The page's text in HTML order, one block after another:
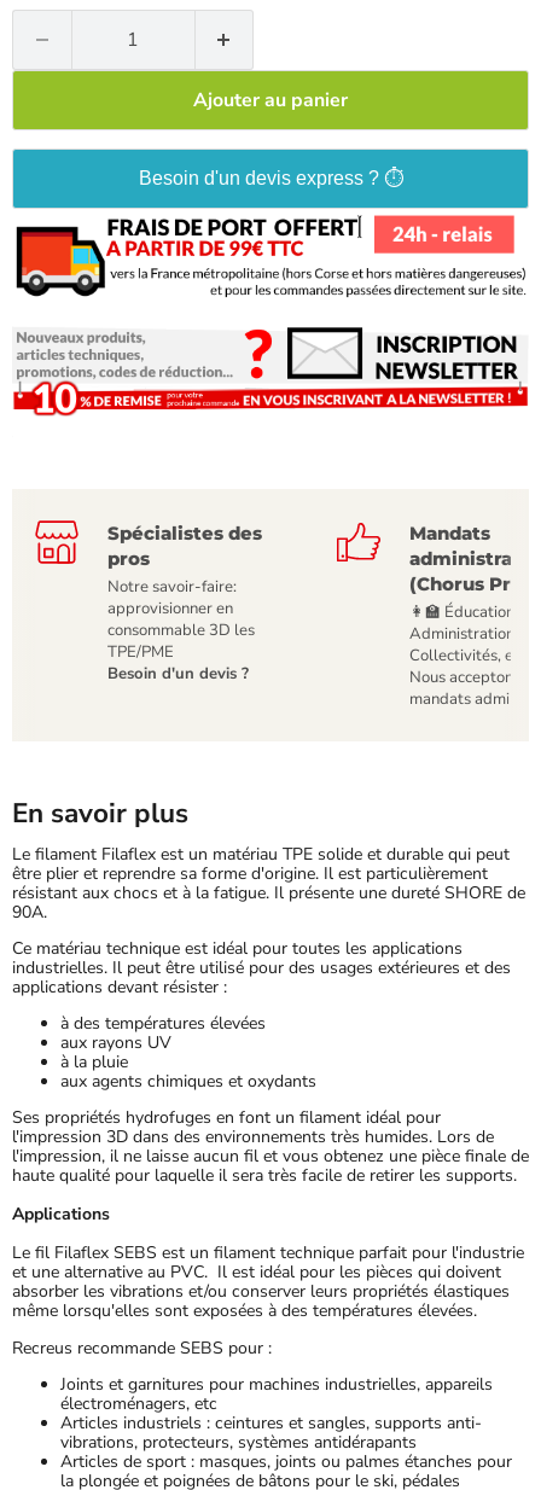
Ajouter au panier
Besoin d'un devis express ? ⏱️
Spécialistes des
pros
Notre savoir-faire:
approvisionner en
consommable 3D les
TPE/PME
Besoin d'un devis ?
Mandats
(Chorus Pro)
👩‍🏫 Éducation,
Administrations,
Collectivités, etc
Nous acceptons
mandats
En savoir plus
Le filament Filaflex est un matériau TPE solide et durable qui peut
être plier et reprendre sa forme d'origine. Il est particulièrement
résistant aux chocs et à la fatigue. Il présente une dureté SHORE de
90A.
Ce matériau technique est idéal pour toutes les applications
industrielles. Il peut être utilisé pour des usages extérieures et des
applications devant résister :
à des températures élevées
aux rayons UV
à la pluie
aux agents chimiques et oxydants
Ses propriétés hydrofuges en font un filament idéal pour
l'impression 3D dans des environnements très humides. Lors de
l'impression, il ne laisse aucun fil et vous obtenez une pièce finale de
haute qualité pour laquelle il sera très facile de retirer les supports.
Applications
Le fil Filaflex SEBS est un filament technique parfait pour l'industrie
et une alternative au PVC. Il est idéal pour les pièces qui doivent
absorber les vibrations et/ou conserver leurs propriétés élastiques
même lorsqu'elles sont exposées à des températures élevées.
Recreus recommande SEBS pour :
Joints et garnitures pour machines industrielles, appareils
électroménagers, etc
Articles industriels : ceintures et sangles, supports anti-
vibrations, protecteurs, systèmes antidérapants
Articles de sport : masques, joints ou palmes étanches pour
la plongée et poignées de bâtons pour le ski, pédales